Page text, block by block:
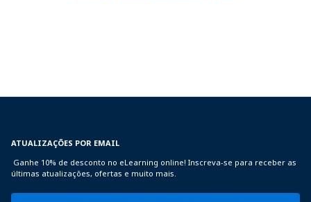
ATUALIZAÇÕES POR EMAIL
Ganhe 10% de desconto no eLearning online! Inscreva-se para receber as
últimas atualizações, ofertas e muito mais.